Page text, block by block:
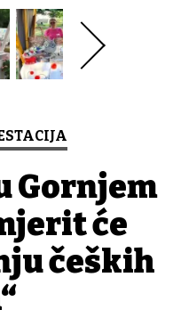
Gornjem
će
čeških